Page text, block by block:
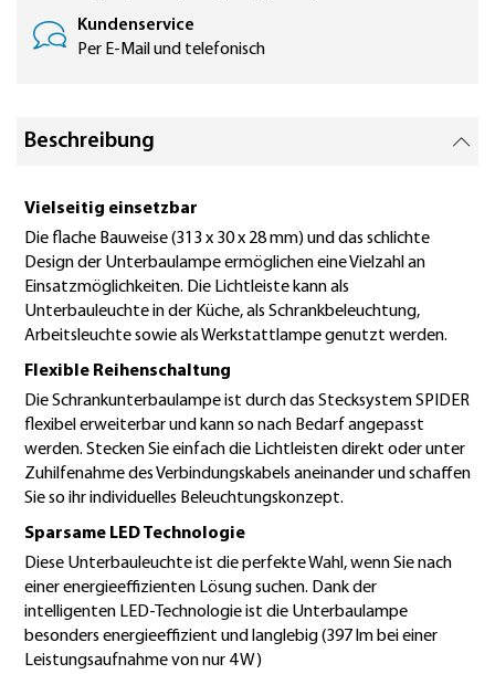
Kundenservice
Per E-Mail und telefonisch
Beschreibung
Vielseitig einsetzbar
Die flache Bauweise (313 x 30 x 28 mm) und das schlichte
Design der Unterbaulampe ermöglichen eine Vielzahl an
Einsatzmöglichkeiten. Die Lichtleiste kann als
Unterbauleuchte in der Küche, als Schrankbeleuchtung,
Arbeitsleuchte sowie als Werkstattlampe genutzt werden.
Flexible Reihenschaltung
Die Schrankunterbaulampe ist durch das Stecksystem SPIDER
flexibel erweiterbar und kann so nach Bedarf angepasst
werden. Stecken Sie einfach die Lichtleisten direkt oder unter
Zuhilfenahme des Verbindungskabels aneinander und schaffen
Sie so ihr individuelles Beleuchtungskonzept.
Sparsame LED Technologie
Diese Unterbauleuchte ist die perfekte Wahl, wenn Sie nach
einer energieeffizienten Lösung suchen. Dank der
intelligenten LED-Technologie ist die Unterbaulampe
besonders energieeffizient und langlebig (397 lm bei einer
Leistungsaufnahme von nur 4 W)